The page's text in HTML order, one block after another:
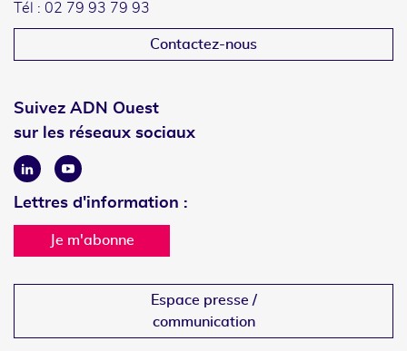
Tél : 02 79 93 79 93
Contactez-nous
Suivez ADN Ouest
sur les réseaux sociaux
LinkedinYoutube
Lettres d'information :
Je m'abonne
Espace presse /
communication